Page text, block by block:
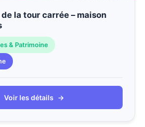
la tour carrée – maison
& Patrimoine
Voir les détails →